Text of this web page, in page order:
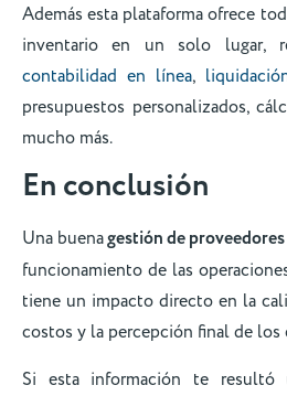
Además esta plataforma ofrece
inventario en un solo lugar,
contabilidad en línea,
presupuestos personalizados,
mucho más.
En conclusión
Una buenagestión de proveedores
funcionamiento de las
tiene un impacto directo en la
costos y la percepción final de los
Si esta información te